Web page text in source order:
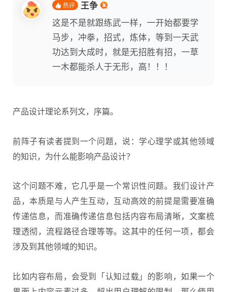
热评 王争
这是不是就跟练武一样，一开始都要学
马步，冲拳，招式，炼体，等到一天武
功达到大成时，就是无招胜有招，一草
一木都能杀人于无形，高！！！
产品设计理论系列文，序篇。
前阵子有读者提到一个问题，说：学心理学或其他领域
的知识，为什么能影响产品设计？
这个问题不难，它几乎是一个常识性问题。我们设计产
品，本质是与人产生互动，互动高效的前提是需要准确
传递信息，而准确传递信息包括内容布局清晰，文案梳
理透彻，流程路径合理等等。这其中的任何一项，都会
涉及到其他领域的知识。
比如内容布局，会受到「认知过载」的影响，如果一个